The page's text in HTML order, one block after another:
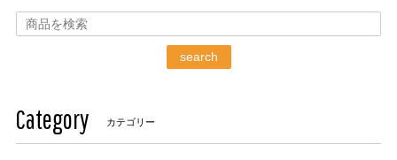
search
Category カテゴリー